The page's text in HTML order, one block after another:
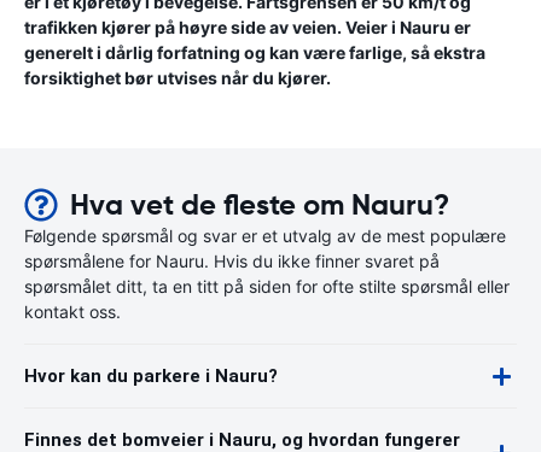
trafikken kjører på høyre side av veien. Veier i Nauru er
generelt i dårlig forfatning og kan være farlige, så ekstra
forsiktighet bør utvises når du kjører.
Hva vet de fleste om Nauru?
Følgende spørsmål og svar er et utvalg av de mest populære
spørsmålene for Nauru. Hvis du ikke finner svaret på
spørsmålet ditt, ta en titt på siden for ofte stilte spørsmål eller
kontakt oss.
Hvor kan du parkere i Nauru?
Finnes det bomveier i Nauru, og hvordan fungerer